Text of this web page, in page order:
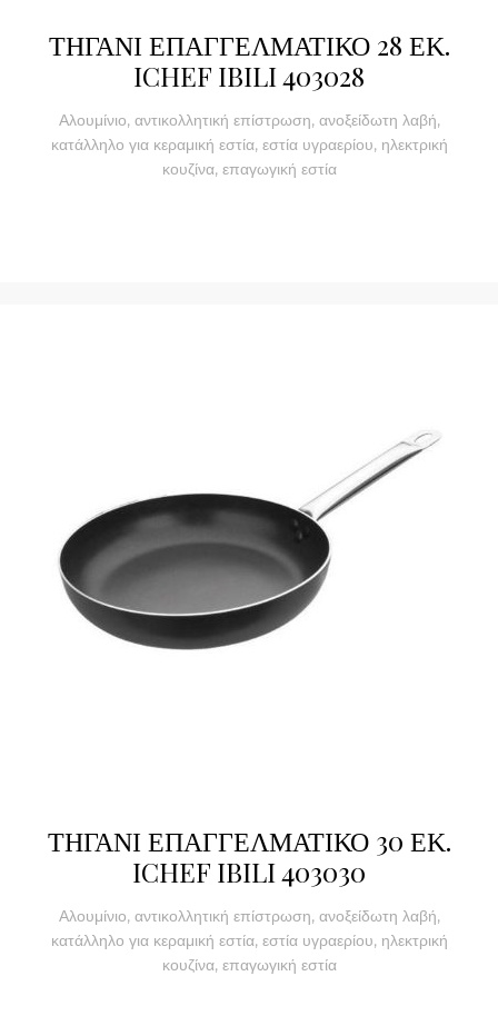
ΤΗΓΑΝΙ ΕΠΑΓΓΕΛΜΑΤΙΚΟ 28 ΕΚ.
ICHEF IBILI 403028
Αλουμίνιο, αντικολλητική επίστρωση, ανοξείδωτη λαβή,
κατάλληλο για κεραμική εστία, εστία υγραερίου, ηλεκτρική
κουζίνα, επαγωγική εστία
ΤΗΓΑΝΙ ΕΠΑΓΓΕΛΜΑΤΙΚΟ 30 ΕΚ.
ICHEF IBILI 403030
Αλουμίνιο, αντικολλητική επίστρωση, ανοξείδωτη λαβή,
κατάλληλο για κεραμική εστία, εστία υγραερίου, ηλεκτρική
κουζίνα, επαγωγική εστία